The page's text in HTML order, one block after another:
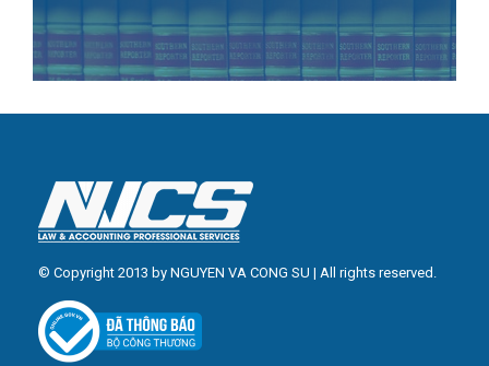
© Copyright 2013 by NGUYEN VA CONG SU | All rights reserved.